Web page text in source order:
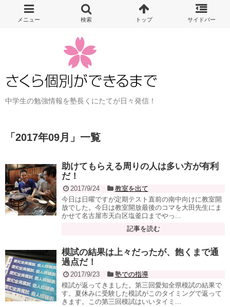
中学生の勉強情報を塾長くにたてが日々発信！
「 2017年09月 」 一覧
助けてもらえる周りの人は多い方が有利
だ！
2017/9/24
教室を出て
今日は日曜ですが定期テスト直前の南中向けに教室開
放でした。今日は教室開放最後のコマを大田先生にま
かせて名古屋市天白区塩釜口までやっ...
記事を読む
模試の結果は上々だったが、飽くまで通
過点だ！
2017/9/23
塾での指導
模試が返ってきました。第三回愛知全県模試の結果で
す。夏休みに受験した模試がこのタイミングで返って
きます。この第三回模試はいいタイミ...